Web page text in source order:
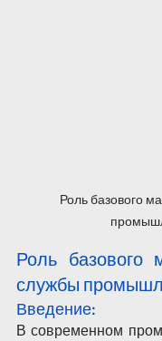
Роль базового
Роль базового
службы
Введение:
В современном